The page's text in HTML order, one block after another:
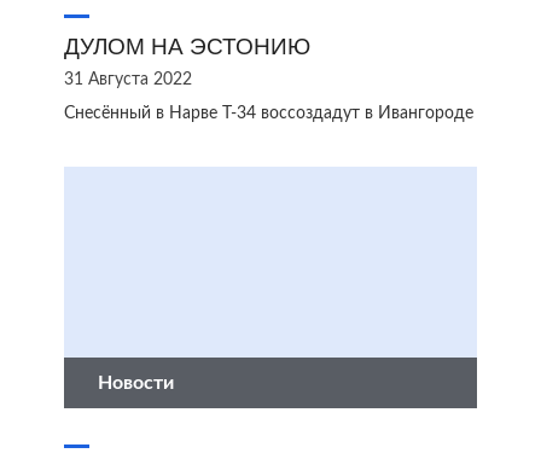
ДУЛОМ НА ЭСТОНИЮ
31 Августа 2022
Снесённый в Нарве Т-34 воссоздадут в Ивангороде
Новости